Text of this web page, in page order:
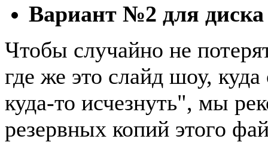
Вариант №2 для диска
Чтобы случайно не
где же это слайд шоу,
куда-то исчезнуть", мы
резервных копий этого